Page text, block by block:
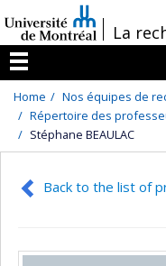
au
contenu
/La
Menu
Home
Nos équipes de
Répertoire des
Stéphane BEAULAC
Back to the list of